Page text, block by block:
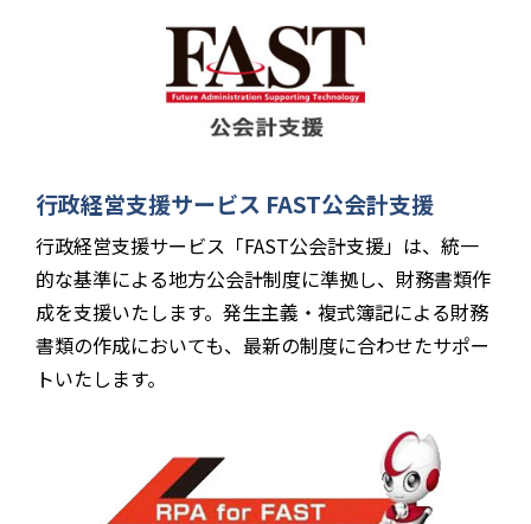
行政経営支援サービス FAST公会計支援
行政経営支援サービス「FAST公会計支援」は、統一
的な基準による地方公会計制度に準拠し、財務書類作
成を支援いたします。発生主義・複式簿記による財務
書類の作成においても、最新の制度に合わせたサポー
トいたします。